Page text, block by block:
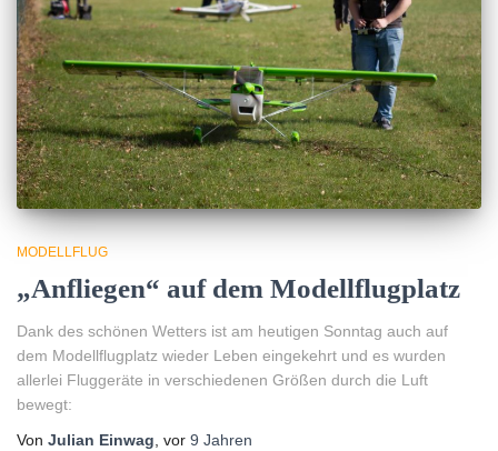
MODELLFLUG
„Anfliegen“ auf dem Modellflugplatz
Dank des schönen Wetters ist am heutigen Sonntag auch auf
dem Modellflugplatz wieder Leben eingekehrt und es wurden
allerlei Fluggeräte in verschiedenen Größen durch die Luft
bewegt:
Von Julian Einwag, vor 9 Jahren